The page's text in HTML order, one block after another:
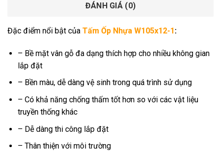
ĐÁNH GIÁ (0)
Đặc điểm nổi bật của Tấm Ốp Nhựa W105x12-1:
– Bề mặt vân gỗ đa dạng thích hợp cho nhiều không gian
lắp đặt
– Bền màu, dễ dàng vệ sinh trong quá trình sử dụng
– Có khả năng chống thấm tốt hơn so với các vật liệu
truyền thống khác
– Dễ dàng thi công lắp đặt
– Thân thiện với môi trường